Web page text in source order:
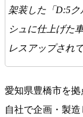
架装した「D:5
シュに仕上げた
レスアップされて
愛知県豊橋市を拠
自社で企画・製